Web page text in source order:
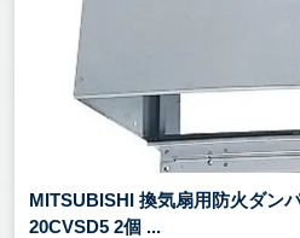
MITSUBISHI 換気扇用防火ダン
20CVSD5 2個 ...